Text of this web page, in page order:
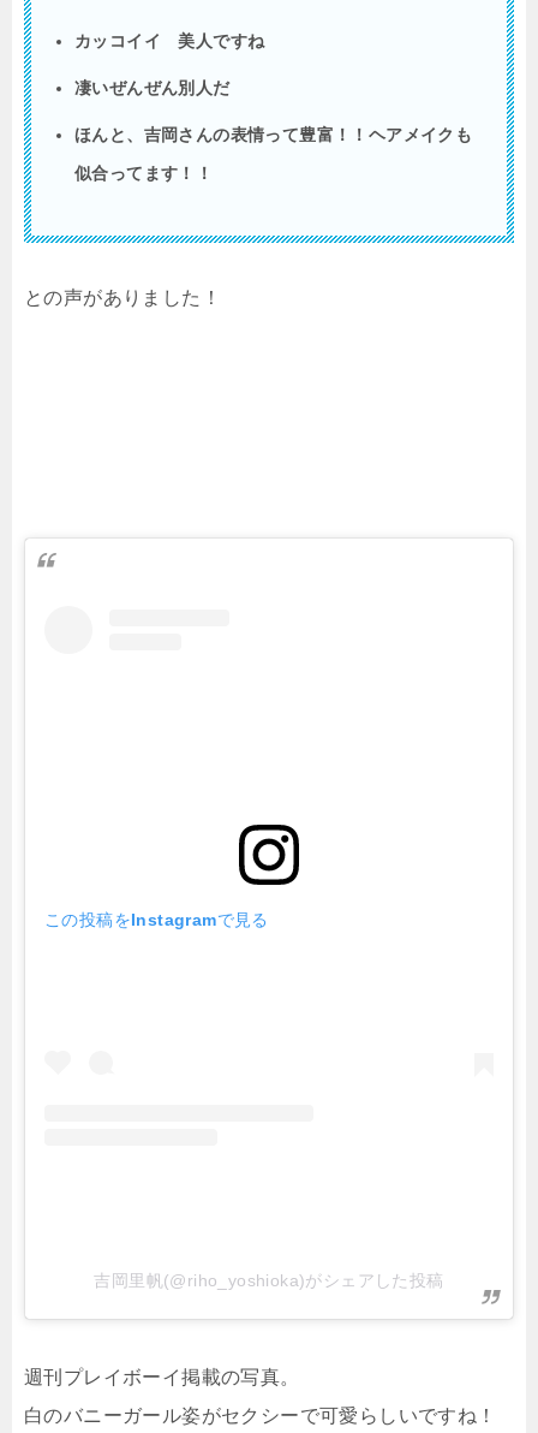
カッコイイ 美人ですね
凄いぜんぜん別人だ
ほんと、吉岡さんの表情って豊富！！ヘアメイクも
似合ってます！！
との声がありました！
この投稿をInstagramで見る
吉岡里帆(@riho_yoshioka)がシェアした投稿
週刊プレイボーイ掲載の写真。
白のバニーガール姿がセクシーで可愛らしいですね！